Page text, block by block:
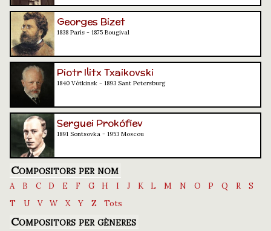
Georges Bizet
1838 París - 1875 Bougival
Piotr Ilitx Txaikovski
1840 Vótkinsk - 1893 Sant Petersburg
Serguei Prokófiev
1891 Sontsovka - 1953 Moscou
Compositors per nom
A B C D E F G H I J K L M N O P Q R
S
T
U V W X Y Z Tots
Compositors per gèneres